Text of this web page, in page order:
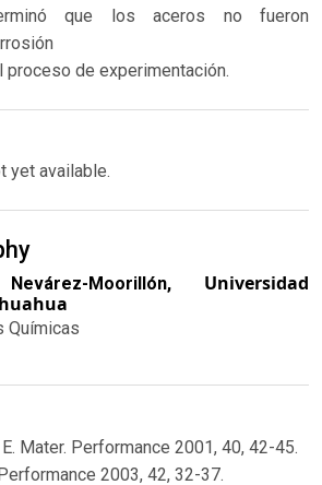
que los aceros no fueron
proceso de experimentación.
yet available.
Moorillón, Universidad
Químicas
E. Mater. Performance 2001, 40, 42-45.
2003, 42, 32-37.